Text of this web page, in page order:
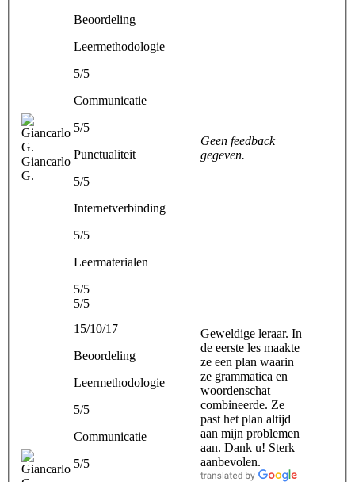
Giancarlo
G.
Beoordeling
Leermethodologie
5/5
Communicatie
5/5
Punctualiteit
5/5
Internetverbinding
5/5
Leermaterialen
5/5
5/5
Geen feedback
gegeven.
15/10/17
Beoordeling
Leermethodologie
5/5
Communicatie
5/5
Geweldige leraar. In
de eerste les maakte
ze een plan waarin
ze grammatica en
woordenschat
combineerde. Ze
past het plan altijd
aan mijn problemen
aan. Dank u! Sterk
aanbevolen.